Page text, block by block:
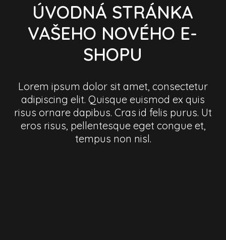
ÚVODNÁ STRÁNKA
VAŠEHO NOVÉHO E-
SHOPU
Lorem ipsum dolor sit amet, consectetur
adipiscing elit. Quisque euismod ex quis
risus ornare dapibus. Cras id felis purus. Ut
eros risus, pellentesque eget congue et,
tempus non nisl.